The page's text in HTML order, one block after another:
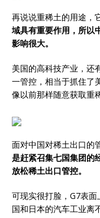
再说说重稀土的用途，
域具有重要作用，所以
影响很大。
美国的高科技产业，还
一管控，相当于抓住了
像以前那样随意获取重
面对中国对稀土出口的
是赶紧召集七国集团的
放松稀土出口管控。
可现实很打脸，G7表
国和日本的汽车工业离